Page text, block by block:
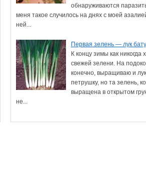
обнаруживаются
меня такое случилось на днях с моей
ней...
Первая зелень — лук
К концу зимы как никогда
свежей зелени. На
конечно, выращиваю и
петрушку, но та зелень,
выращена в открытом
не...